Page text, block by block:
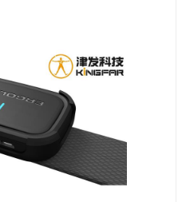
动作捕捉与生物力学
人机交互实验室
车俩与驾驶模拟